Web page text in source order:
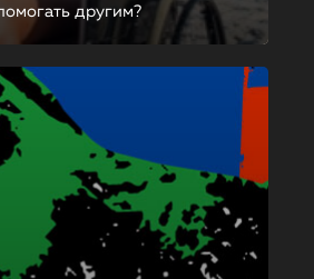
другим?